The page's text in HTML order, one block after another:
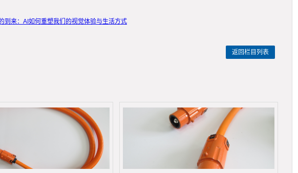
到来：AI如何重塑我们的视觉体验与生活方式
返回栏目列表